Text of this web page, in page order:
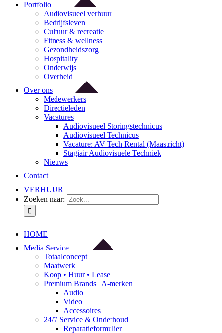
Portfolio
Audiovisueel verhuur
Bedrijfsleven
Cultuur & recreatie
Fitness & wellness
Gezondheidszorg
Hospitality
Onderwijs
Overheid
Over ons
Medewerkers
Directieleden
Vacatures
Audiovisueel Storingstechnicus
Audiovisueel Technicus
Vacature: AV Tech Rental (Maastricht)
Stagiair Audiovisuele Techniek
Nieuws
Contact
VERHUUR
Zoeken naar:
HOME
Media Service
Totaalconcept
Maatwerk
Koop • Huur • Lease
Premium Brands | A-merken
Audio
Video
Accessoires
24/7 Service & Onderhoud
Reparatieformulier